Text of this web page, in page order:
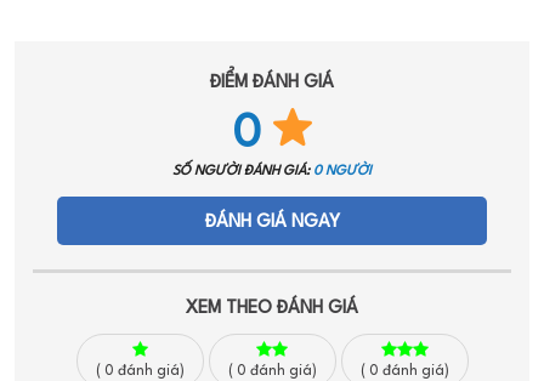
ĐIỂM ĐÁNH GIÁ
0
SỐ NGƯỜI ĐÁNH GIÁ: 0 NGƯỜI
ĐÁNH GIÁ NGAY
XEM THEO ĐÁNH GIÁ
( 0 đánh giá) ( 0 đánh giá) ( 0 đánh giá)